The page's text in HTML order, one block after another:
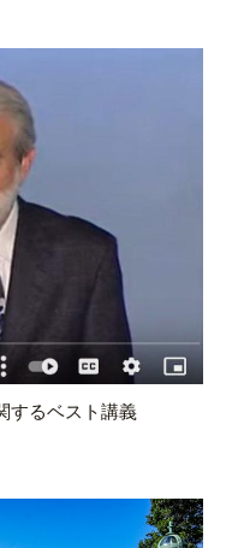
するベスト講義